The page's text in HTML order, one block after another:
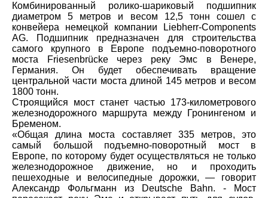
Комбинированный ролико-шариковый подшипник
диаметром 5 метров и весом 12,5 тонн сошел с
конвейера немецкой компании Liebherr-Components
AG. Подшипник предназначен для строительства
самого крупного в Европе подъемно-поворотного
моста Friesenbrücke через реку Эмс в Венере,
Германия. Он будет обеспечивать вращение
центральной части моста длиной 145 метров и весом
1800 тонн.
Строящийся мост станет частью 173-километрового
железнодорожного маршрута между Гронингеном и
Бременом.
«Общая длина моста составляет 335 метров, это
самый большой подъемно-поворотный мост в
Европе, по которому будет осуществляться не только
железнодорожное движение, но и проходить
пешеходные и велосипедные дорожки, — говорит
Александр Фольгманн из Deutsche Bahn. - Мост